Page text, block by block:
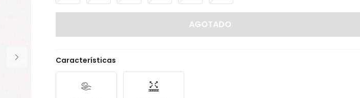
AGOTADO
Características